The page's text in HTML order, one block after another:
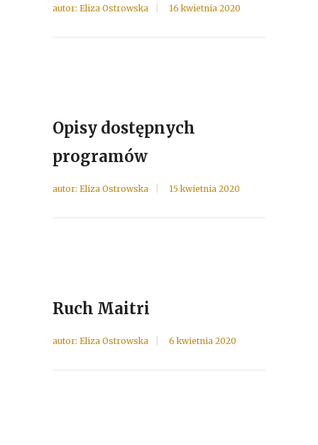
autor: Eliza Ostrowska 16 kwietnia 2020
Opisy dostępnych
programów
autor: Eliza Ostrowska 15 kwietnia 2020
Ruch Maitri
autor: Eliza Ostrowska 6 kwietnia 2020